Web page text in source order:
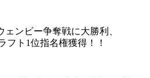
ェンビー争奪戦に大勝利、
フト1位指名権獲得！！